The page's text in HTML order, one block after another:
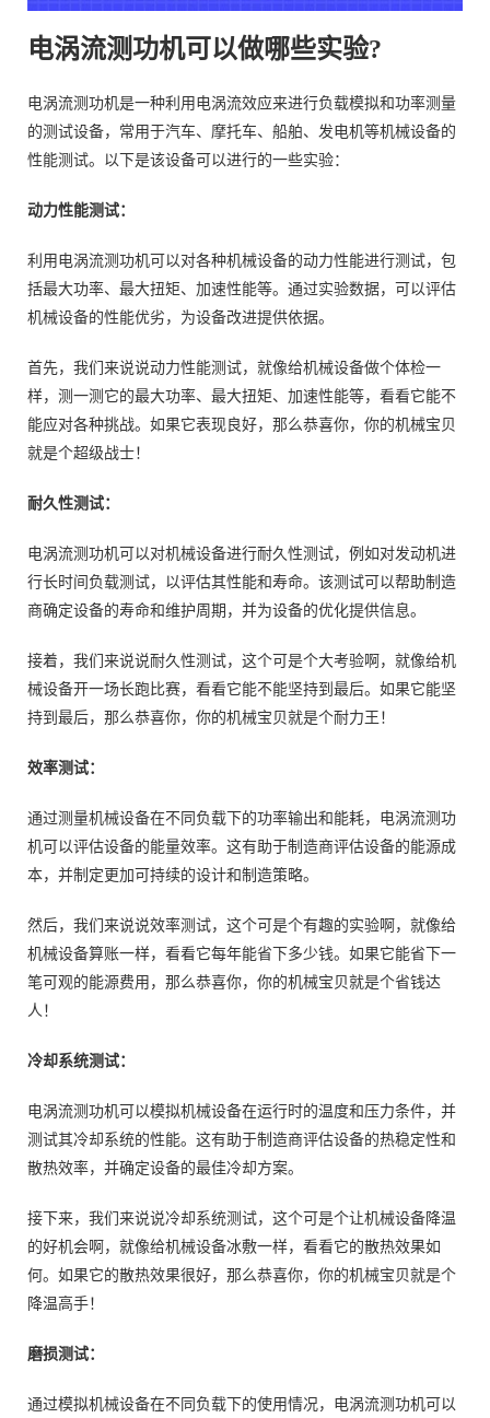
电涡流测功机可以做哪些实验?
电涡流测功机是一种利用电涡流效应来进行负载模拟和功率测量
的测试设备，常用于汽车、摩托车、船舶、发电机等机械设备的
性能测试。以下是该设备可以进行的一些实验：
动力性能测试：
利用电涡流测功机可以对各种机械设备的动力性能进行测试，包
括最大功率、最大扭矩、加速性能等。通过实验数据，可以评估
机械设备的性能优劣，为设备改进提供依据。
首先，我们来说说动力性能测试，就像给机械设备做个体检一
样，测一测它的最大功率、最大扭矩、加速性能等，看看它能不
能应对各种挑战。如果它表现良好，那么恭喜你，你的机械宝贝
就是个超级战士！
耐久性测试：
电涡流测功机可以对机械设备进行耐久性测试，例如对发动机进
行长时间负载测试，以评估其性能和寿命。该测试可以帮助制造
商确定设备的寿命和维护周期，并为设备的优化提供信息。
接着，我们来说说耐久性测试，这个可是个大考验啊，就像给机
械设备开一场长跑比赛，看看它能不能坚持到最后。如果它能坚
持到最后，那么恭喜你，你的机械宝贝就是个耐力王！
效率测试：
通过测量机械设备在不同负载下的功率输出和能耗，电涡流测功
机可以评估设备的能量效率。这有助于制造商评估设备的能源成
本，并制定更加可持续的设计和制造策略。
然后，我们来说说效率测试，这个可是个有趣的实验啊，就像给
机械设备算账一样，看看它每年能省下多少钱。如果它能省下一
笔可观的能源费用，那么恭喜你，你的机械宝贝就是个省钱达
人！
冷却系统测试：
电涡流测功机可以模拟机械设备在运行时的温度和压力条件，并
测试其冷却系统的性能。这有助于制造商评估设备的热稳定性和
散热效率，并确定设备的最佳冷却方案。
接下来，我们来说说冷却系统测试，这个可是个让机械设备降温
的好机会啊，就像给机械设备冰敷一样，看看它的散热效果如
何。如果它的散热效果很好，那么恭喜你，你的机械宝贝就是个
降温高手！
磨损测试：
通过模拟机械设备在不同负载下的使用情况，电涡流测功机可以